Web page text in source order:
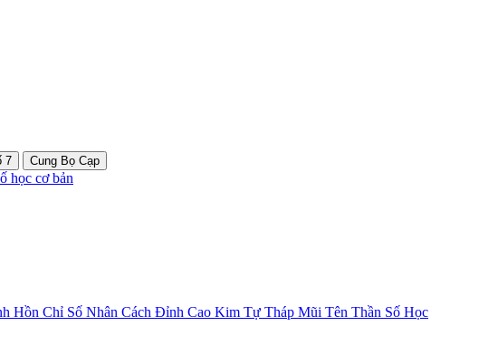
7 Cung Bọ Cạp
học cơ bản
Hồn Chỉ Số Nhân Cách Đỉnh Cao Kim Tự Tháp Mũi Tên Thần Số Học